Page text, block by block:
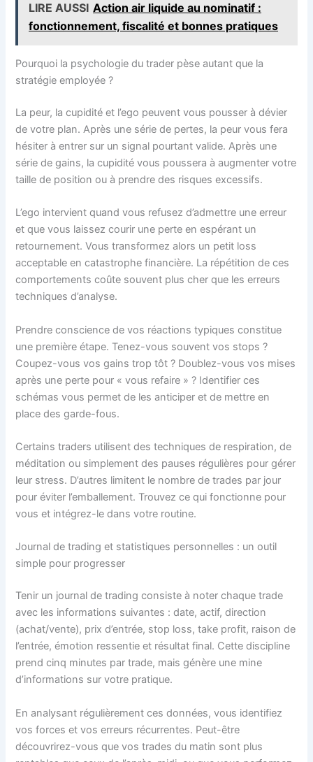
LIRE AUSSI Action air liquide au nominatif :
fonctionnement, fiscalité et bonnes pratiques
Pourquoi la psychologie du trader pèse autant que la
stratégie employée ?
La peur, la cupidité et l’ego peuvent vous pousser à dévier
de votre plan. Après une série de pertes, la peur vous fera
hésiter à entrer sur un signal pourtant valide. Après une
série de gains, la cupidité vous poussera à augmenter votre
taille de position ou à prendre des risques excessifs.
L’ego intervient quand vous refusez d’admettre une erreur
et que vous laissez courir une perte en espérant un
retournement. Vous transformez alors un petit loss
acceptable en catastrophe financière. La répétition de ces
comportements coûte souvent plus cher que les erreurs
techniques d’analyse.
Prendre conscience de vos réactions typiques constitue
une première étape. Tenez-vous souvent vos stops ?
Coupez-vous vos gains trop tôt ? Doublez-vous vos mises
après une perte pour « vous refaire » ? Identifier ces
schémas vous permet de les anticiper et de mettre en
place des garde-fous.
Certains traders utilisent des techniques de respiration, de
méditation ou simplement des pauses régulières pour gérer
leur stress. D’autres limitent le nombre de trades par jour
pour éviter l’emballement. Trouvez ce qui fonctionne pour
vous et intégrez-le dans votre routine.
Journal de trading et statistiques personnelles : un outil
simple pour progresser
Tenir un journal de trading consiste à noter chaque trade
avec les informations suivantes : date, actif, direction
(achat/vente), prix d’entrée, stop loss, take profit, raison de
l’entrée, émotion ressentie et résultat final. Cette discipline
prend cinq minutes par trade, mais génère une mine
d’informations sur votre pratique.
En analysant régulièrement ces données, vous identifiez
vos forces et vos erreurs récurrentes. Peut-être
découvrirez-vous que vos trades du matin sont plus